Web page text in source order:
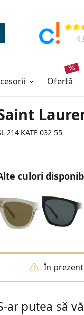
Opinii
ofertă
214 KATE 032 55
culori
În
ar putea să